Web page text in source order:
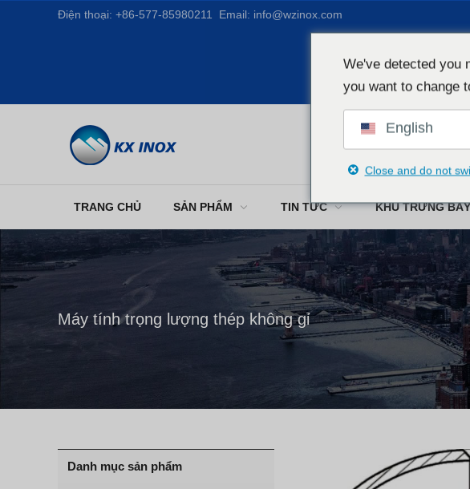
Điện thoại: +86-577-85980211 Email: info@wzinox.com
TRANG CHỦ SẢN PHẨM TIN TỨC KHU TRƯNG BÀY
Máy tính trọng lượng thép không gỉ
Danh mục sản phẩm
We've detected you
you want to change
English
Close and do not